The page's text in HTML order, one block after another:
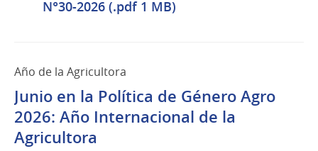
N°30-2026 (.pdf 1 MB)
Año de la Agricultora
Junio en la Política de Género Agro
2026: Año Internacional de la
Agricultora